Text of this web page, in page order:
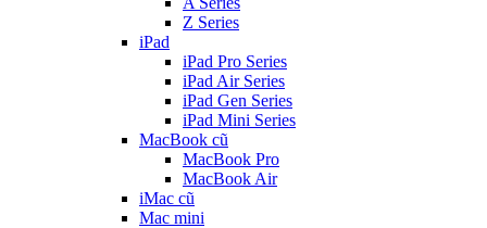
Z Series
iPad
iPad Pro Series
iPad Air Series
iPad Gen Series
iPad Mini Series
MacBook cũ
MacBook Pro
MacBook Air
iMac cũ
Mac mini